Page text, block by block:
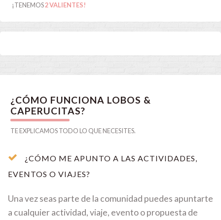
¡TENEMOS2 VALIENTES!
¿CÓMO FUNCIONA LOBOS &
CAPERUCITAS?
TE EXPLICAMOS TODO LO QUE NECESITES.
¿CÓMO ME APUNTO A LAS ACTIVIDADES,
EVENTOS O VIAJES?
Una vez seas parte de la comunidad puedes apuntarte
a cualquier actividad, viaje, evento o propuesta de